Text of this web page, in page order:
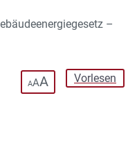
–
Vorlesen
AAA